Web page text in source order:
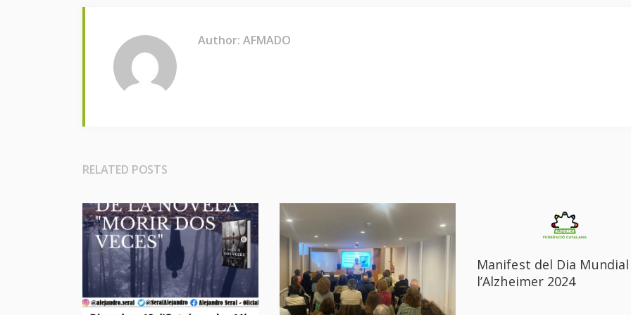
Author: AFMADO
RELATED POSTS
Manifest del Dia
l’Alzheimer 2024